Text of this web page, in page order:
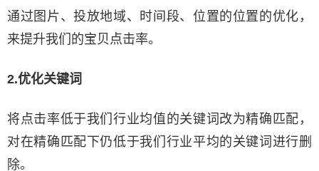
通过图片、投放地域、时间段、位置的位置的优化，
来提升我们的宝贝点击率。
2.优化关键词
将点击率低于我们行业均值的关键词改为精确匹配，
对在精确匹配下仍低于我们行业平均的关键词进行删
除。